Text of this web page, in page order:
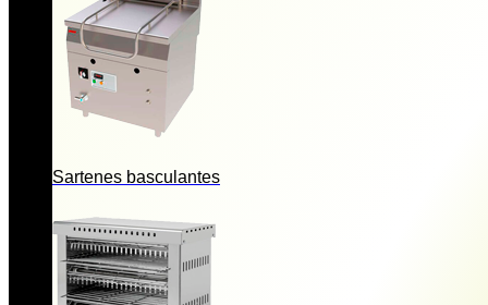
Sartenes basculantes